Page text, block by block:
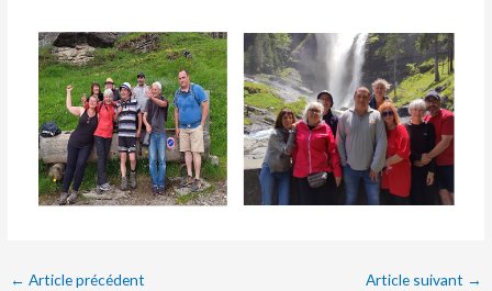
← Article précédent Article suivant →